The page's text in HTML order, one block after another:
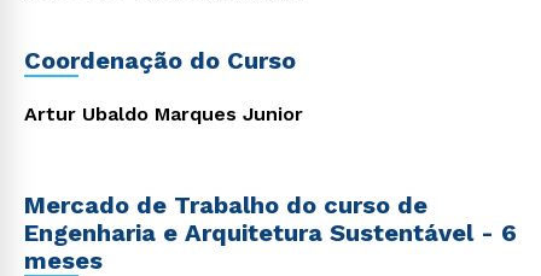
Coordenação do Curso
Artur Ubaldo Marques Junior
Mercado de Trabalho do curso de
Engenharia e Arquitetura Sustentável - 6
meses